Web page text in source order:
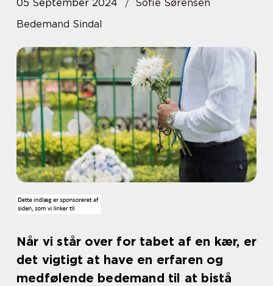
05 September 2024
Sofie Sørensen
Bedemand Sindal
Når vi står over for tabet af en kær, er
det vigtigt at have en erfaren og
medfølende bedemand til at bistå